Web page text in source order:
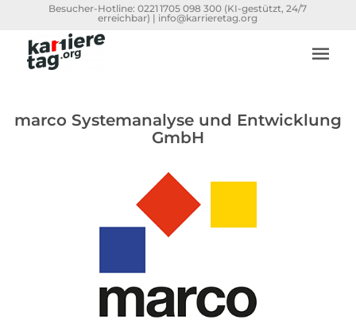
Besucher-Hotline:0221 1705 098 300 (KI-gestützt, 24/7
erreichbar) | info@karrieretag.org
marco Systemanalyse und Entwicklung
GmbH